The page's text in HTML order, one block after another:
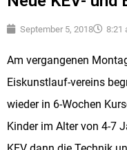
September 5, 2018 8:21
Am vergangenen
Eiskunstlauf-vereins
wieder in 6-Wochen
Kinder im Alter von 4-7